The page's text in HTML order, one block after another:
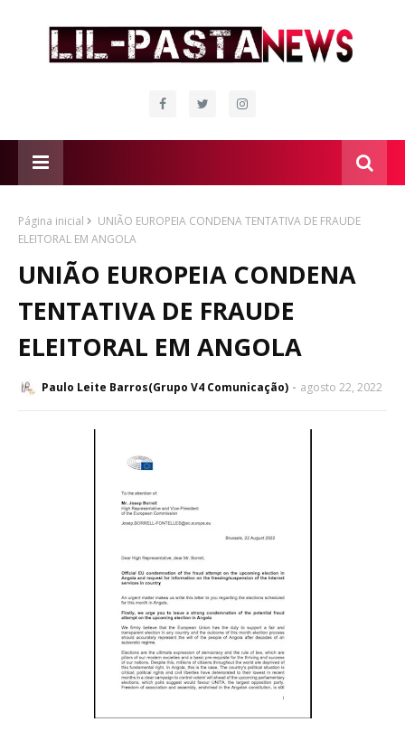
Página inicial
UNIÃO EUROPEIA CONDENA TENTATIVA DE FRAUDE
ELEITORAL EM ANGOLA
UNIÃO EUROPEIA CONDENA
TENTATIVA DE FRAUDE
ELEITORAL EM ANGOLA
Paulo Leite Barros(Grupo V4 Comunicação) agosto 22, 2022